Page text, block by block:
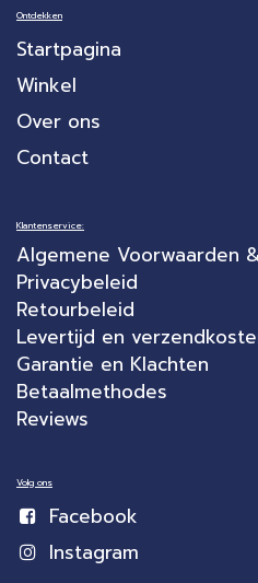
Ontdekken
Startpagina
Winkel
Over ons
Contact
Klantenservice:
Algemene Voorwaarden
Privacybeleid
Retourbeleid
Levertijd en
Garantie en Klachten
Betaalmethodes
Reviews
Volg ons
Facebook
Instagram